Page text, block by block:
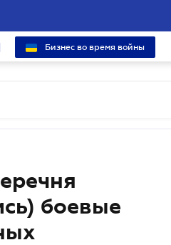
Бизнес во время войны
боевые